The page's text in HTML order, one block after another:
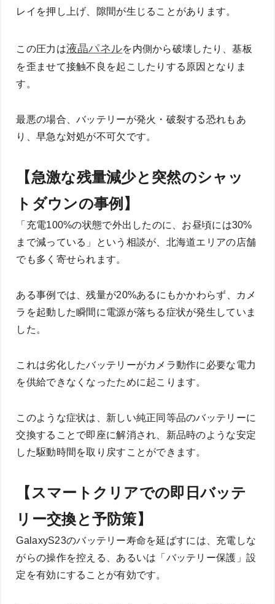
レイを押し上げ、隙間が生じることがあります。
この圧力は液晶パネルを内側から破壊したり、基板
を歪ませて接触不良を起こしたりする原因となりま
す。
最悪の場合、バッテリーが発火・破裂する恐れもあ
り、早急な対処が不可欠です。
【急激な残量減少と突然のシャッ
トダウンの事例】
「充電100%の状態で外出したのに、お昼頃には30%
まで減っている」という相談が、北海道エリアの店舗
でも多く寄せられます。
ある事例では、残量が20%あるにもかかわらず、カメ
ラを起動した瞬間に電源が落ちる症状が発生していま
した。
これは劣化したバッテリーがカメラ動作に必要な電力
を供給できなくなったために起こります。
このような症状は、新しい純正同等品のバッテリーに
交換することで即座に解消され、新品時のような安定
した駆動時間を取り戻すことができます。
【スマートクリアでの即日バッテ
リー交換と予防策】
GalaxyS23のバッテリー寿命を延ばすには、充電しな
がらの操作を控える、あるいは「バッテリー保護」設
定を有効にすることが有効です。